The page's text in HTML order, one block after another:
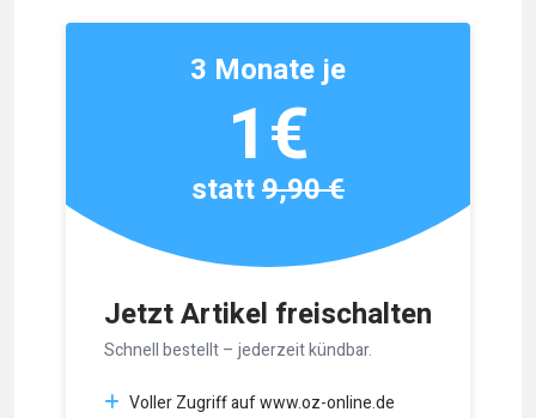
Jetzt Artikel freischalten
Schnell bestellt – jederzeit kündbar.
Voller Zugriff auf www.oz-online.de
3 Monate je
1€
statt9,90 €